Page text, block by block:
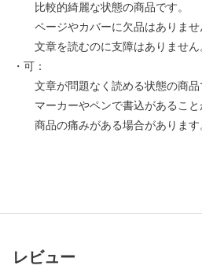
比較的綺麗な状態の商品です。
ページやカバーに欠品はありませ
文章を読むのに支障はありません
・可：
文章が問題なく読める状態の商品
マーカーやペンで書込があること
商品の痛みがある場合があります
レビュー